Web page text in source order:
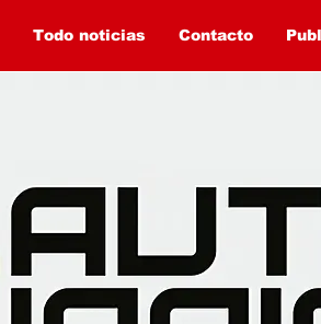
Todo noticias Contacto